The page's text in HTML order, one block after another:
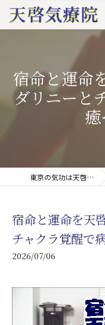
宿命と運命
ダリニーと
東京の気功は天啓気療院(天啓気功療法治療院)
宿命と運命を天
チャクラ覚醒で
2026/07/06